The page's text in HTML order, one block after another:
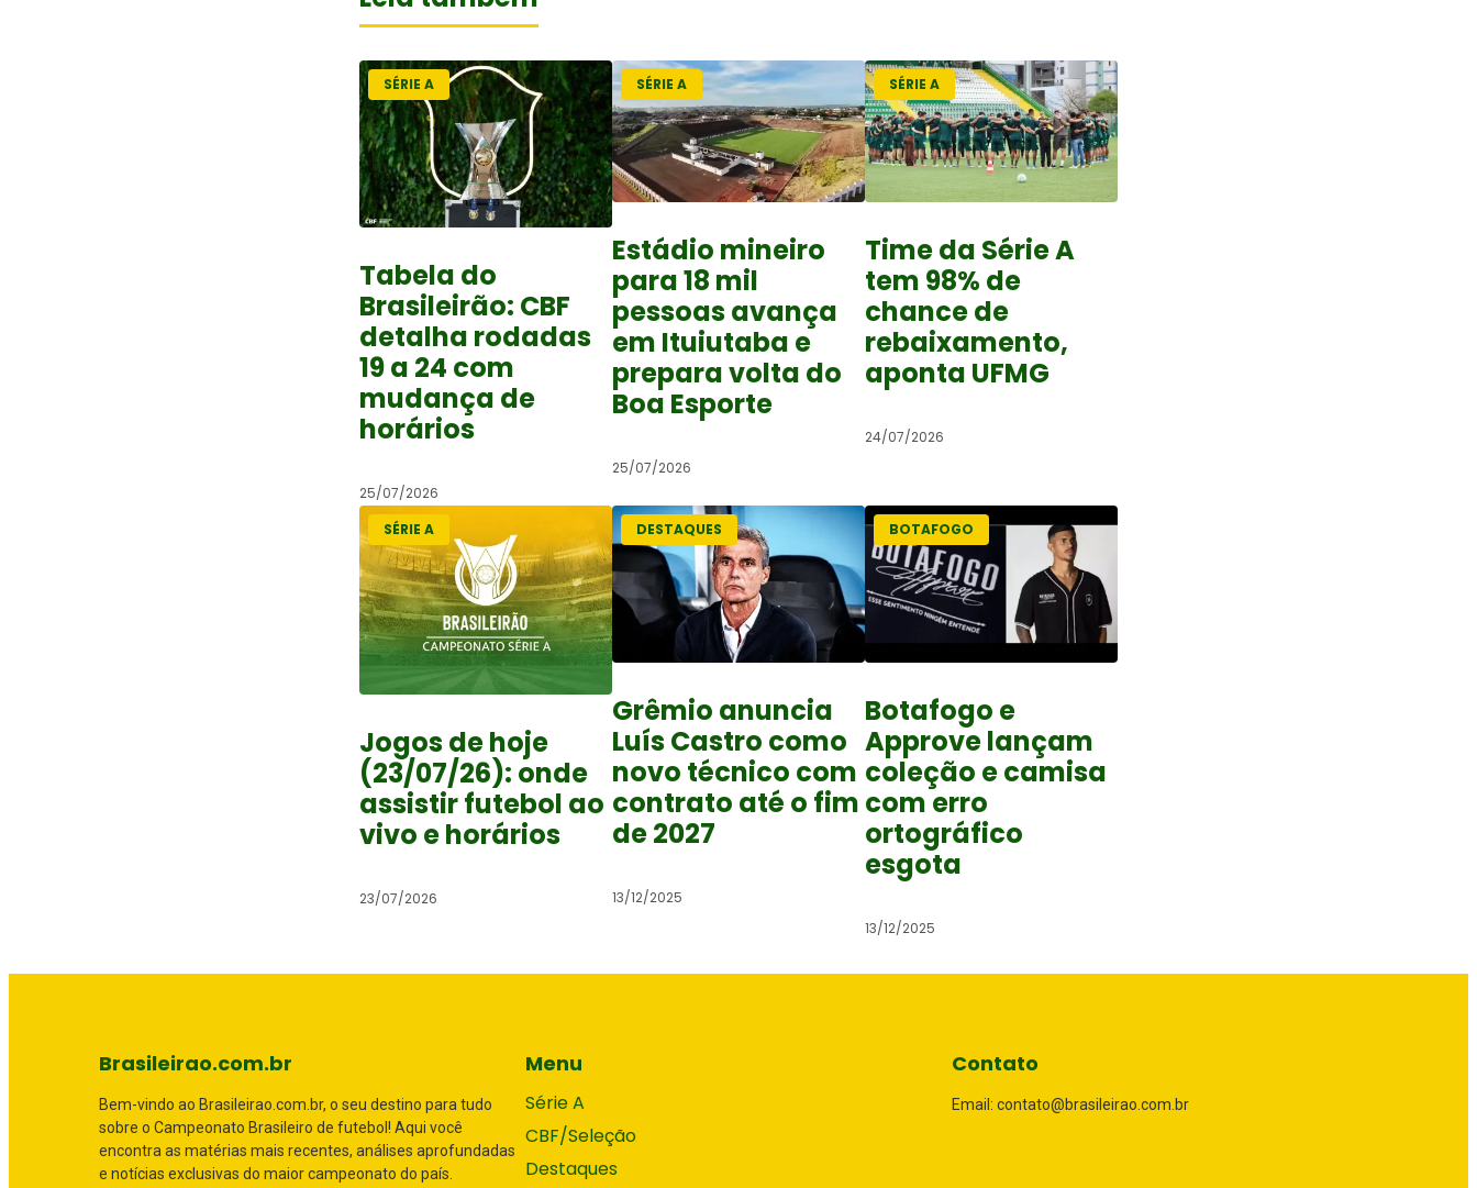
SÉRIE A
Tabela do
Brasileirão: CBF
detalha rodadas
19 a 24 com
mudança de
horários
25/07/2026
SÉRIE A
Estádio mineiro
para 18 mil
pessoas avança
em Ituiutaba e
prepara volta do
Boa Esporte
25/07/2026
SÉRIE A
Time da Série A
tem 98% de
chance de
rebaixamento,
aponta UFMG
24/07/2026
SÉRIE A
Jogos de hoje
(23/07/26): onde
assistir futebol ao
vivo e horários
23/07/2026
DESTAQUES
Grêmio anuncia
Luís Castro como
novo técnico com
contrato até o fim
de 2027
13/12/2025
BOTAFOGO
Botafogo e
Approve lançam
coleção e camisa
com erro
ortográfico
esgota
13/12/2025
Brasileirao.com.br
Bem-vindo ao Brasileirao.com.br, o seu destino para tudo
sobre o Campeonato Brasileiro de futebol! Aqui você
encontra as matérias mais recentes, análises aprofundadas
e notícias exclusivas do maior campeonato do país.
Menu
Série A
CBF/Seleção
Destaques
Contato
Email: contato@brasileirao.com.br